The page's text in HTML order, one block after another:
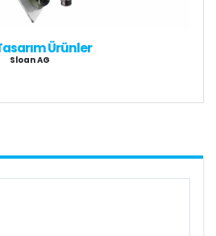
Ürünler
Sloan AG